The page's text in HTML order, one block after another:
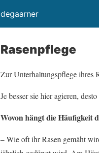
degaarner
Rasenpflege
Zur Unterhaltungspflege ihres
Je besser sie hier agieren,
Wovon hängt die Häufigkeit
– Wie oft ihr Rasen gemäht